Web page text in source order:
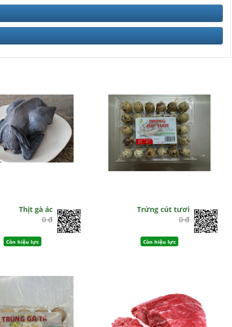
Thịt gà ác
0 đ
Còn hiệu lực
Trứng cút tươi
0 đ
Còn hiệu lực